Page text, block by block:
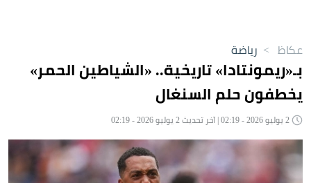
عكاظ > رياضة
بـ«ريمونتادا» تاريخية.. «الشياطين الحمر»
يخطفون حلم السنغال